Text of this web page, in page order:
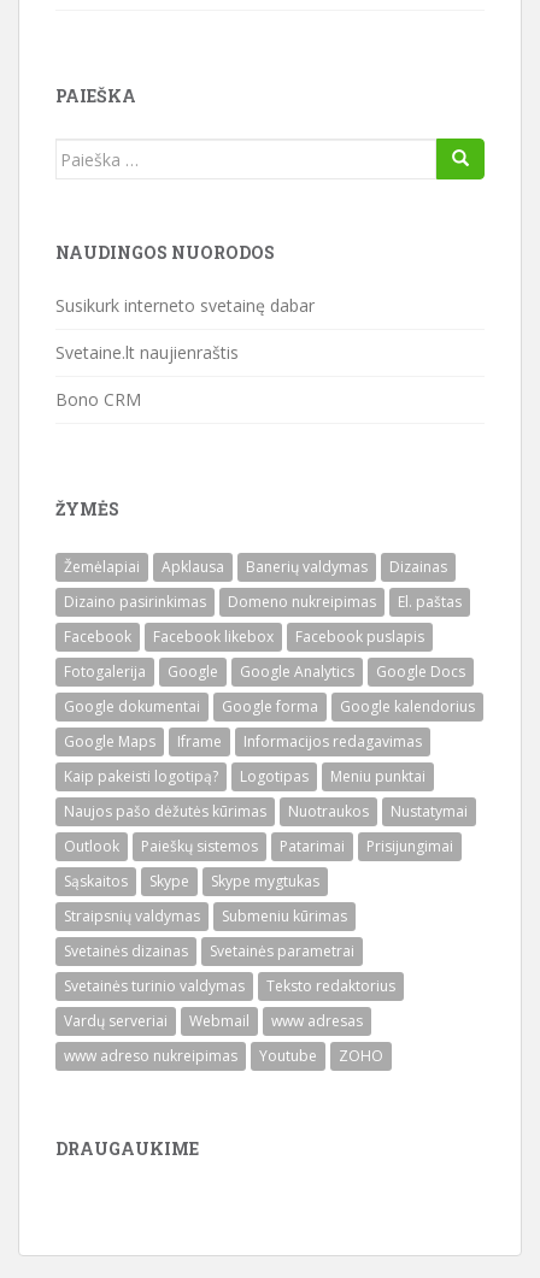
PAIEŠKA
Ieškoti:
NAUDINGOS NUORODOS
Susikurk interneto svetainę dabar
Svetaine.lt naujienraštis
Bono CRM
ŽYMĖS
Žemėlapiai Apklausa Banerių valdymas
Dizainas
Dizaino pasirinkimas
Domeno nukreipimas
El. paštas
Facebook
Facebook likebox
Facebook puslapis
Fotogalerija
Google Google Analytics
Google Docs
Google dokumentai
Google forma
Google kalendorius
Google Maps
Iframe
Informacijos redagavimas
Kaip pakeisti logotipą?
Logotipas
Meniu punktai
Naujos pašo dėžutės kūrimas
Nuotraukos
Nustatymai
Outlook
Paieškų sistemos Patarimai
Prisijungimai
Sąskaitos
Skype
Skype mygtukas
Straipsnių valdymas
Submeniu kūrimas
Svetainės dizainas
Svetainės parametrai
Svetainės turinio valdymas
Teksto redaktorius
Vardų serveriai
Webmail
www adresas
www adreso nukreipimas
Youtube ZOHO
DRAUGAUKIME